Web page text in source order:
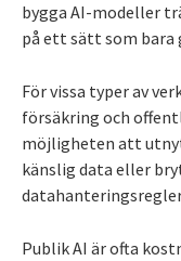
bygga AI-modeller
på ett sätt som bara
För vissa typer av
försäkring och
möjligheten att
känslig data eller
Publik AI är ofta